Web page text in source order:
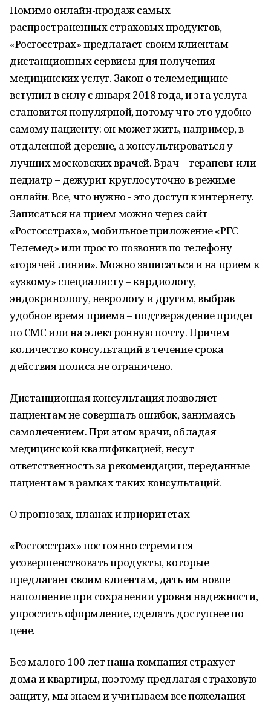
Помимо онлайн-продаж самых
распространенных страховых продуктов,
«Росгосстрах» предлагает своим клиентам
дистанционных сервисы для получения
медицинских услуг. Закон о телемедицине
вступил в силу с января 2018 года, и эта услуга
становится популярной, потому что это удобно
самому пациенту: он может жить, например, в
отдаленной деревне, а консультироваться у
лучших московских врачей. Врач – терапевт или
педиатр – дежурит круглосуточно в режиме
онлайн. Все, что нужно - это доступ к интернету.
Записаться на прием можно через сайт
«Росгосстраха», мобильное приложение «РГС
Телемед» или просто позвонив по телефону
«горячей линии». Можно записаться и на прием к
«узкому» специалисту – кардиологу,
эндокринологу, неврологу и другим, выбрав
удобное время приема – подтверждение придет
по СМС или на электронную почту. Причем
количество консультаций в течение срока
действия полиса не ограничено.
Дистанционная консультация позволяет
пациентам не совершать ошибок, занимаясь
самолечением. При этом врачи, обладая
медицинской квалификацией, несут
ответственность за рекомендации, переданные
пациентам в рамках таких консультаций.
О прогнозах, планах и приоритетах
«Росгосстрах» постоянно стремится
усовершенствовать продукты, которые
предлагает своим клиентам, дать им новое
наполнение при сохранении уровня надежности,
упростить оформление, сделать доступнее по
цене.
Без малого 100 лет наша компания страхует
дома и квартиры, поэтому предлагая страховую
защиту, мы знаем и учитываем все пожелания